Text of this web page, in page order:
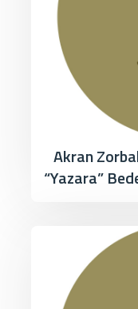
Akran
“Yazara”